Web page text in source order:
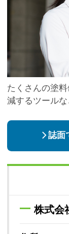
たくさんの塗
減するツール
誌面
株式会